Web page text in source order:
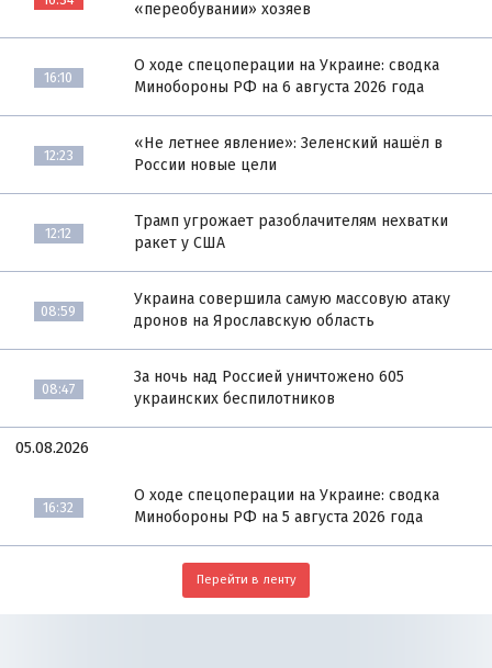
«переобувании» хозяев
16:10
О ходе спецоперации на Украине: сводка
Минобороны РФ на 6 августа 2026 года
12:23
«Не летнее явление»: Зеленский нашёл в
России новые цели
12:12
Трамп угрожает разоблачителям нехватки
ракет у США
08:59
Украина совершила самую массовую атаку
дронов на Ярославскую область
08:47
За ночь над Россией уничтожено 605
украинских беспилотников
05.08.2026
16:32
О ходе спецоперации на Украине: сводка
Минобороны РФ на 5 августа 2026 года
Перейти в ленту